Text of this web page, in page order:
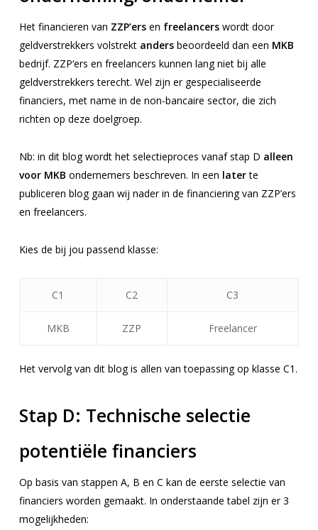
Het financieren van ZZP’ersen freelancerswordt door
geldverstrekkers volstrekt andersbeoordeeld dan een MKB
bedrijf. ZZP‘ers en freelancers kunnen lang niet bij alle
geldverstrekkers terecht. Wel zijn er gespecialiseerde
financiers, met name in de non-bancaire sector, die zich
richten op deze doelgroep.
Nb: in dit blog wordt het selectieproces vanaf stap D alleen
voor MKB ondernemers beschreven. In een laterte
publiceren blog gaan wij nader in de financiering van ZZP’ers
en freelancers.
Kies de bij jou passend klasse:
C1 C2 C3
MKB ZZP Freelancer
Het vervolg van dit blog is allen van toepassing op klasse C1.
Stap D: Technische selectie
potentiële financiers
Op basis van stappen A, B en C kan de eerste selectie van
financiers worden gemaakt. In onderstaande tabel zijn er 3
mogelijkheden: